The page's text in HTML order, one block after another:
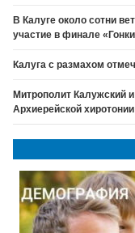
В Калуге около сотни
участие в финале
Калуга с размахом
Митрополит Калужский
Архиерейской хиротонии